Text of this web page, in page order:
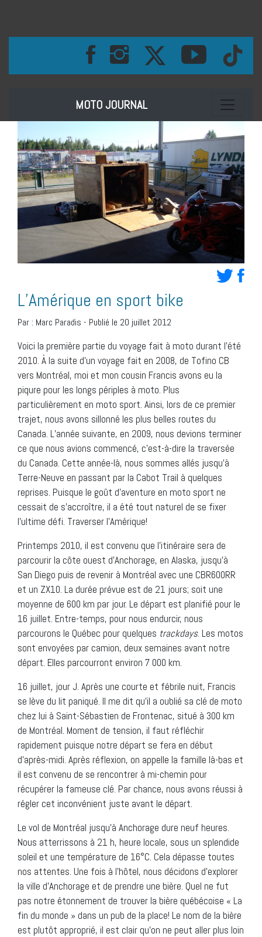
MOTO JOURNAL Toggle
L’Amérique en sport bike
Par : Marc Paradis - Publié le 20 juillet 2012
Voici la première partie du voyage fait à moto durant l’été
2010. À la suite d’un voyage fait en 2008, de Tofino CB
vers Montréal, moi et mon cousin Francis avons eu la
piqure pour les longs périples à moto. Plus
particulièrement en moto sport. Ainsi, lors de ce premier
trajet, nous avons sillonné les plus belles routes du
Canada. L’année suivante, en 2009, nous devions terminer
ce que nous avions commencé, c’est-à-dire la traversée
du Canada. Cette année-là, nous sommes allés jusqu’à
Terre-Neuve en passant par la Cabot Trail à quelques
reprises. Puisque le goût d’aventure en moto sport ne
cessait de s’accroître, il a été tout naturel de se fixer
l’ultime défi. Traverser l’Amérique!
Printemps 2010, il est convenu que l’itinéraire sera de
parcourir la côte ouest d’Anchorage, en Alaska, jusqu’à
San Diego puis de revenir à Montréal avec une CBR600RR
et un ZX10. La durée prévue est de 21 jours; soit une
moyenne de 600 km par jour. Le départ est planifié pour le
16 juillet. Entre-temps, pour nous endurcir, nous
parcourons le Québec pour quelques trackdays. Les motos
sont envoyées par camion, deux semaines avant notre
départ. Elles parcourront environ 7 000 km.
16 juillet, jour J. Après une courte et fébrile nuit, Francis
se lève du lit paniqué. Il me dit qu’il a oublié sa clé de moto
chez lui à Saint-Sébastien de Frontenac, situé à 300 km
de Montréal. Moment de tension, il faut réfléchir
rapidement puisque notre départ se fera en début
d’après-midi. Après réflexion, on appelle la famille là-bas et
il est convenu de se rencontrer à mi-chemin pour
récupérer la fameuse clé. Par chance, nous avons réussi à
régler cet inconvénient juste avant le départ.
Le vol de Montréal jusqu’à Anchorage dure neuf heures.
Nous atterrissons à 21 h, heure locale, sous un splendide
soleil et une température de 16°C. Cela dépasse toutes
nos attentes. Une fois à l’hôtel, nous décidons d’explorer
la ville d’Anchorage et de prendre une bière. Quel ne fut
pas notre étonnement de trouver la bière québécoise « La
fin du monde » dans un pub de la place! Le nom de la bière
est plutôt approprié, il est clair qu’on ne peut aller plus loin